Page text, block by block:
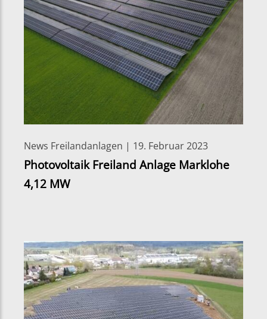
News Freilandanlagen | 19. Februar 2023
Photovoltaik Freiland Anlage Marklohe
4,12 MW